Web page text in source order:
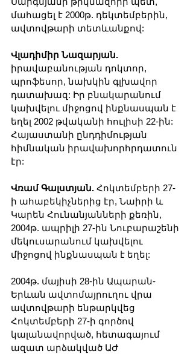
մահացել է 2000թ. դեկտեմբերին,
ավտովթարի տետևանքով:
Վլադիմիր Նազարյան.
իրավաբանության դոկտոր,
պրոֆեսոր, նախկին գլխավոր
դատախազ: Իր բնակարանում
կախվելու միջոցով ինքնասպան է
եղել 2002 թվականի հուլիսի 22-ին:
Հայաստանի ընդդիմության
հիմնական իրավախորհրդատուն
էր:
Վռամ Գալստյան. Հոկտեմբերի 27-
ի ահաբեկիչներից էր, Նաիրի և
Կարեն Հունանյանների քեռին,
2004թ. ապրիլի 27-ին Նուբարաշենի
մեկուսարանում կախվելու
միջոցով ինքնասպան է եղել:
2004թ. մայիսի 28-ին Ապարան-
Երևան ավտոմայրուղու վրա
ավտովթարի ենթարկվեց
Հոկտեմբերի 27-ի գործով
կալանավորված, հետագայում
ազատ արձակված ԱԺ